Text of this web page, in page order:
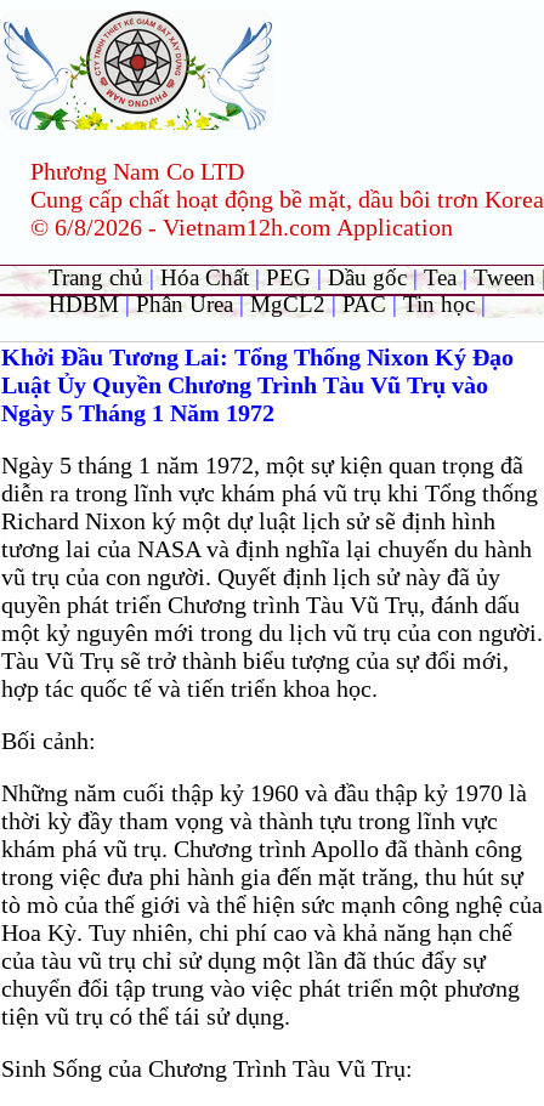
Phương Nam Co LTD
Cung cấp chất hoạt động bề mặt, dầu bôi trơn Korea
© 6/8/2026 - Vietnam12h.com Application
Trang chủ|Hóa Chất|PEG|Dầu gốc|Tea|Tween
HDBM|Phân Urea|MgCL2|PAC|Tin học|
Khởi Đầu Tương Lai: Tổng Thống Nixon Ký Đạo
Luật Ủy Quyền Chương Trình Tàu Vũ Trụ vào
Ngày 5 Tháng 1 Năm 1972
Ngày 5 tháng 1 năm 1972, một sự kiện quan trọng đã
diễn ra trong lĩnh vực khám phá vũ trụ khi Tổng thống
Richard Nixon ký một dự luật lịch sử sẽ định hình
tương lai của NASA và định nghĩa lại chuyến du hành
vũ trụ của con người. Quyết định lịch sử này đã ủy
quyền phát triển Chương trình Tàu Vũ Trụ, đánh dấu
một kỷ nguyên mới trong du lịch vũ trụ của con người.
Tàu Vũ Trụ sẽ trở thành biểu tượng của sự đổi mới,
hợp tác quốc tế và tiến triển khoa học.
Bối cảnh:
Những năm cuối thập kỷ 1960 và đầu thập kỷ 1970 là
thời kỳ đầy tham vọng và thành tựu trong lĩnh vực
khám phá vũ trụ. Chương trình Apollo đã thành công
trong việc đưa phi hành gia đến mặt trăng, thu hút sự
tò mò của thế giới và thể hiện sức mạnh công nghệ của
Hoa Kỳ. Tuy nhiên, chi phí cao và khả năng hạn chế
của tàu vũ trụ chỉ sử dụng một lần đã thúc đẩy sự
chuyển đổi tập trung vào việc phát triển một phương
tiện vũ trụ có thể tái sử dụng.
Sinh Sống của Chương Trình Tàu Vũ Trụ: